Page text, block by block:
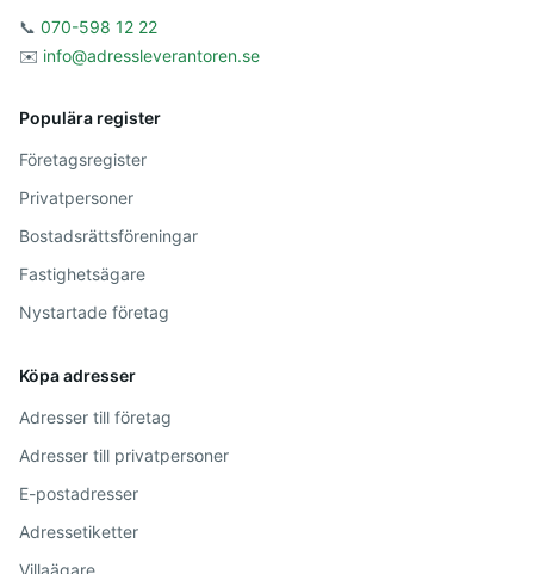
📞 070-598 12 22
✉️ info@adressleverantoren.se
Populära register
Företagsregister
Privatpersoner
Bostadsrättsföreningar
Fastighetsägare
Nystartade företag
Köpa adresser
Adresser till företag
Adresser till privatpersoner
E-postadresser
Adressetiketter
Villaägare